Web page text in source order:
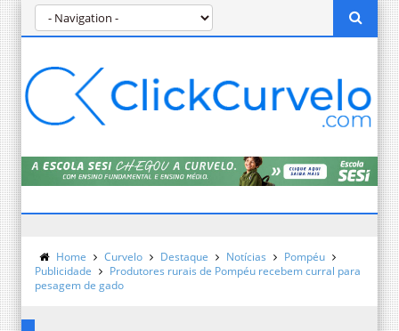
Home Curvelo Destaque Notícias
Pompéu
Publicidade
Produtores rurais de Pompéu recebem curral para
pesagem de gado